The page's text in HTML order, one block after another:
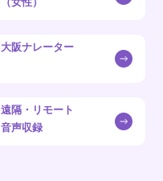
大阪ナレーター
遠隔・リモート
音声収録